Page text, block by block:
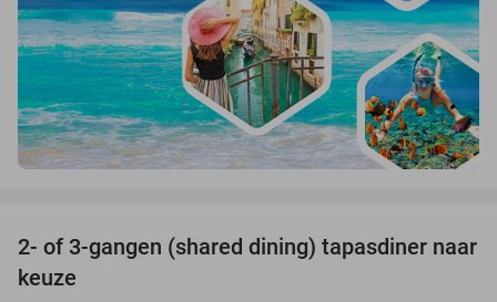
36%
2- of 3-gangen (shared dining) tapasdiner naar
keuze